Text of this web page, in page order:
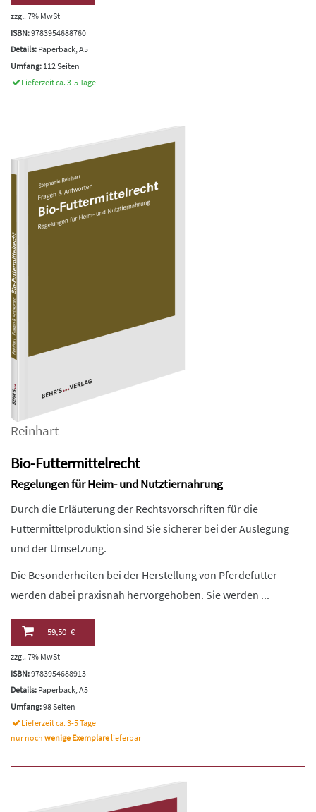
zzgl. 7% MwSt
ISBN:9783954688760
Details: Paperback, A5
Umfang: 112 Seiten
Lieferzeit ca. 3-5 Tage
Reinhart
Bio-Futtermittelrecht
Regelungen für Heim- und Nutztiernahrung
Durch die Erläuterung der Rechtsvorschriften für die
Futtermittelproduktion sind Sie sicherer bei der Auslegung
und der Umsetzung.
Die Besonderheiten bei der Herstellung von Pferdefutter
werden dabei praxisnah hervorgehoben. Sie werden ...
59,50 €
zzgl. 7% MwSt
ISBN:9783954688913
Details: Paperback, A5
Umfang:98 Seiten
Lieferzeit ca. 3-5 Tage
nur noch wenige Exemplare lieferbar